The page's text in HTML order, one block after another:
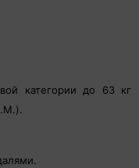
категории до 63 кг